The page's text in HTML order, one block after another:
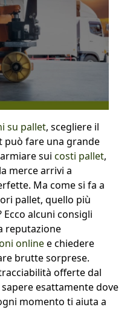
cm
su pallet, scegliere il
fare una grande
sui costi pallet,
merce arrivi a
Ma come si fa a
pallet, quello più
alcuni consigli
reputazione
onlinee chiedere
brutte sorprese.
offerte dal
esattamente dove
momento ti aiuta a